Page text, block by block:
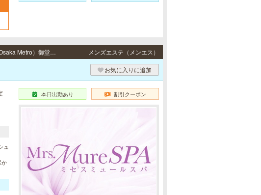
梅田・京橋・北新地 / JR東西線「北新地駅」より徒歩5分、大阪メトロ（Osaka Metro）御堂筋線「梅田駅」より徒歩10分・JR各線「京橋駅」より徒歩4分・JR東西線「北新地駅」より徒歩5分、地下鉄御堂筋線「梅田駅」より徒歩10分 メンズエステ（メンエス）
お気に入りに追加
ュ
か
本日出勤あり 割引クーポン